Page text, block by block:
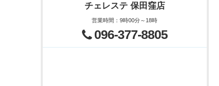
チェレステ 保田窪店
営業時間 ：9時00分～18時
096-377-8805